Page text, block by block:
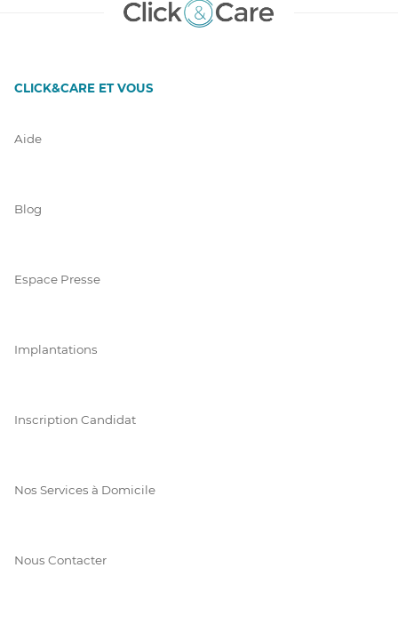
CLICK&CARE ET VOUS
Aide
Blog
Espace Presse
Implantations
Inscription Candidat
Nos Services à Domicile
Nous Contacter